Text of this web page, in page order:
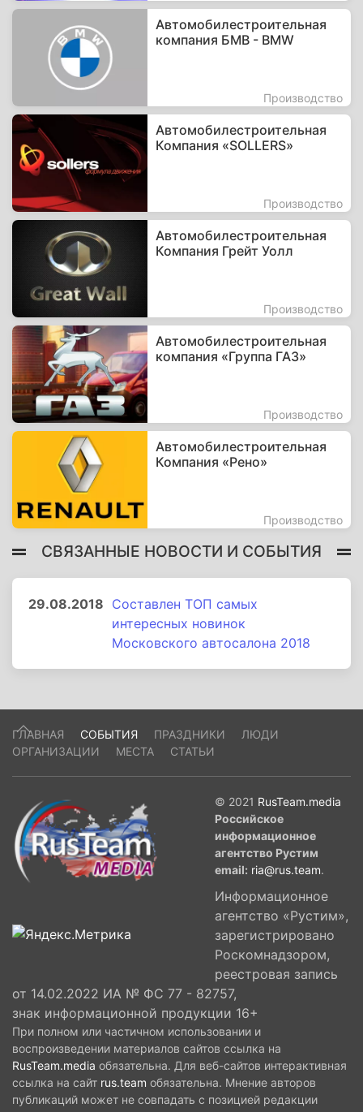
Автомобилестроительная
компания БМВ - BMW
Производство
Автомобилестроительная
Компания «SOLLERS»
Производство
Автомобилестроительная
Компания Грейт Уолл
Производство
Автомобилестроительная
компания «Группа ГАЗ»
Производство
Автомобилестроительная
Компания «Рено»
Производство
СВЯЗАННЫЕ НОВОСТИ И СОБЫТИЯ
29.08.2018 Составлен ТОП самых
интересных новинок
Московского автосалона 2018
ГЛАВНАЯ СОБЫТИЯ ПРАЗДНИКИ
ЛЮДИ
ОРГАНИЗАЦИИ
МЕСТА СТАТЬИ
© 2021 RusTeam.media
Российское
информационное
агентство Рустим
email: ria@rus.team.
Информационное
агентство «Рустим»,
зарегистрировано
Роскомнадзором,
реестровая запись
от 14.02.2022 ИА № ФС 77 - 82757,
знак информационной продукции 16+
При полном или частичном использовании и
воспроизведении материалов сайтов ссылка на
RusTeam.media обязательна. Для веб-сайтов интерактивная
ссылка на сайт rus.team обязательна. Мнение авторов
публикаций может не совпадать с позицией редакции